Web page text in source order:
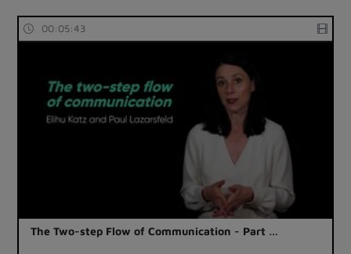
00:05:43
The Two-step Flow of Communication - Part …